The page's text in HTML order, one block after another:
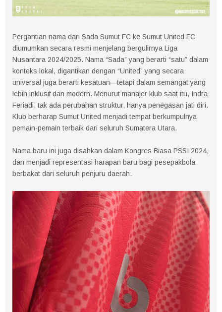
Pergantian nama dari Sada Sumut FC ke Sumut United FC
diumumkan secara resmi menjelang bergulirnya Liga
Nusantara 2024/2025. Nama “Sada” yang berarti “satu” dalam
konteks lokal, digantikan dengan “United” yang secara
universal juga berarti kesatuan—tetapi dalam semangat yang
lebih inklusif dan modern. Menurut manajer klub saat itu, Indra
Feriadi, tak ada perubahan struktur, hanya penegasan jati diri.
Klub berharap Sumut United menjadi tempat berkumpulnya
pemain-pemain terbaik dari seluruh Sumatera Utara.
Nama baru ini juga disahkan dalam Kongres Biasa PSSI 2024,
dan menjadi representasi harapan baru bagi pesepakbola
berbakat dari seluruh penjuru daerah.